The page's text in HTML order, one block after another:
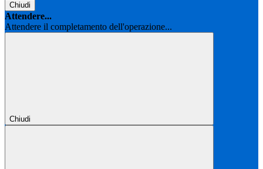
Chiudi
Attendere...
Attendere il completamento dell'operazione...
Chiudi